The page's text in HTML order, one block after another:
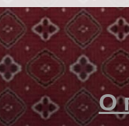
О